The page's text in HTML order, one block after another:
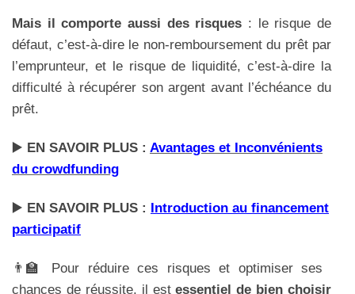
Mais il comporte aussi des risques : le risque de
défaut, c’est-à-dire le non-remboursement du prêt par
l’emprunteur, et le risque de liquidité, c’est-à-dire la
difficulté à récupérer son argent avant l’échéance du
prêt.
▶️ EN SAVOIR PLUS : Avantages et Inconvénients
du crowdfunding
▶️ EN SAVOIR PLUS : Introduction au financement
participatif
👨‍🏫 Pour réduire ces risques et optimiser ses
chances de réussite, il estessentiel de bien choisir